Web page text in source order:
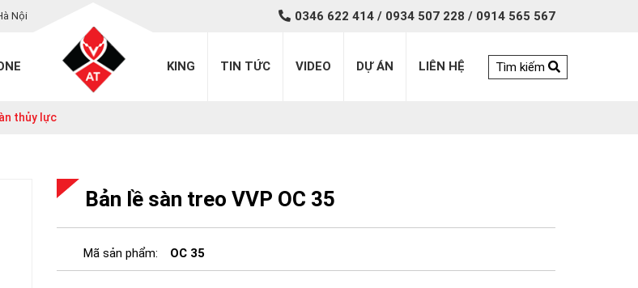
Nội 0346 622 414 / 0934 507 228 / 0914 565 567
KING TIN TỨC VIDEO DỰ ÁN LIÊN HỆ Tìm kiếm
thủy lực
Bản lề sàn treo VVP OC 35
Mã sản phẩm: OC 35